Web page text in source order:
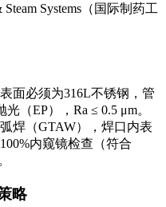
Steam Systems（国际制药工
面必须为316L不锈钢，管
（EP），Ra ≤ 0.5 μm。
焊（GTAW），焊口内表
内窥镜检查（符合
略